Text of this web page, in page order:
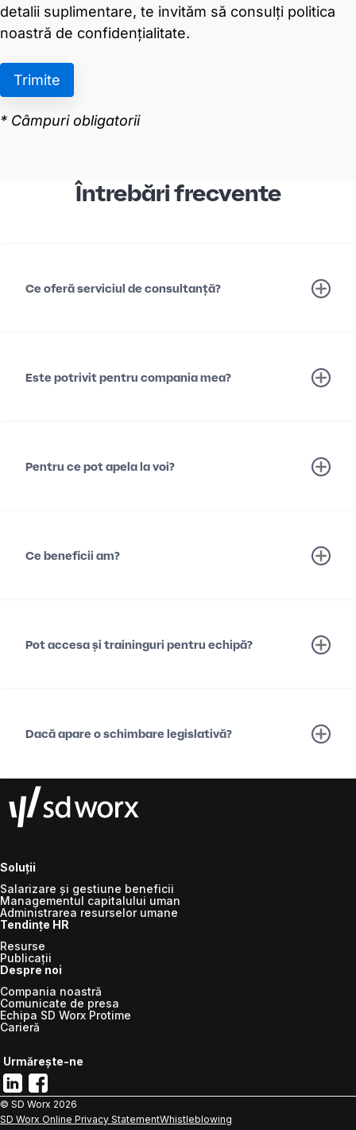
Întrebări frecvente
Ce oferă serviciul de consultanță?
Este potrivit pentru compania mea?
Pentru ce pot apela la voi?
Ce beneficii am?
Pot accesa și traininguri pentru echipă?
Dacă apare o schimbare legislativă?
Soluții
Salarizare și gestiune beneficii
Managementul capitalului uman
Administrarea resurselor umane
Tendințe HR
Resurse
Publicații
Despre noi
Compania noastră
Comunicate de presa
Echipa SD Worx Protime
Carieră
Urmărește-ne
© SD Worx 2026
SD Worx Online Privacy StatementWhistleblowing